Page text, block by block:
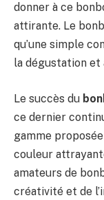
donner à ce
attirante. Le
qu’une simple
la dégustation et
Le succès du
ce dernier
gamme
couleur
amateurs de
créativité et de